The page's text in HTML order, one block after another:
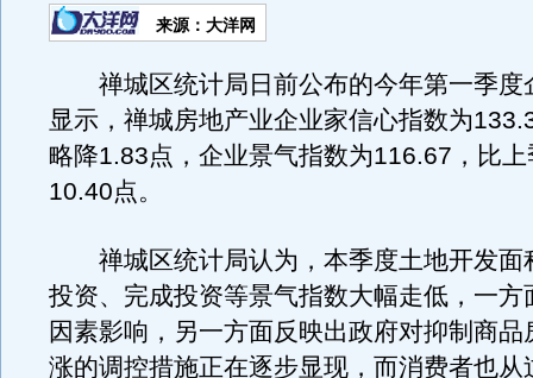
来源：大洋网
禅城区统计局日前公布的今年第一季度
显示，禅城房地产业企业家信心指数为
略降1.83点，企业景气指数为116.67，比
10.40点。
禅城区统计局认为，本季度土地开发面
投资、完成投资等景气指数大幅走低，一方
因素影响，另一方面反映出政府对抑制商品
涨的调控措施正在逐步显现，而消费者也从